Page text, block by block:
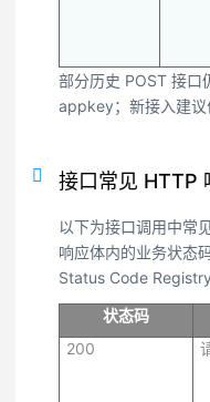
部分历史 POST 接
appkey；新接入建议
接口常见 HTTP
以下为接口调用中常
响应体内的业务状态
Status Code Registry
状态码
200